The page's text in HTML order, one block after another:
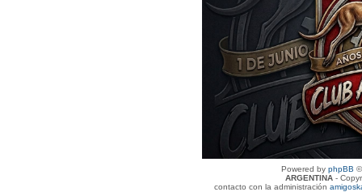
Powered by phpBB
ARGENTINA-
contacto con la administración